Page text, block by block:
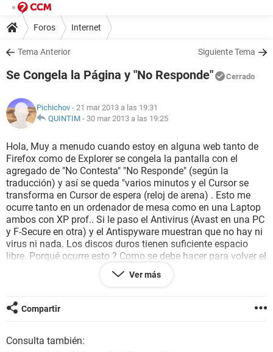
Foros Internet
Tema Anterior Siguiente Tema
Se Congela la Página y "No Responde" Cerrado
Pichichov - 21 mar 2013 a las 19:31
QUINTIM - 30 mar 2013 a las 19:25
Hola, Muy a menudo cuando estoy en alguna web tanto de
Firefox como de Explorer se congela la pantalla con el
agregado de "No Contesta" "No Responde" (según la
traducción) y así se queda "varios minutos y el Cursor se
transforma en Cursor de espera (reloj de arena) . Esto me
ocurre tanto en un ordenador de mesa como en una Laptop
ambos con XP prof.. Si le paso el Antivirus (Avast en una PC
y F-Secure en otra) y el Antispyware muestran que no hay ni
virus ni nada. Los discos duros tienen suficiente espacio
libre. Porqué ocurre esto ? Como se debe hacer para volver el
No Responde a la normalidad sin necesidad de esperar
mucho tiempo ? Muchas Gracias
Ver más
Compartir
Consulta también: